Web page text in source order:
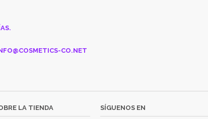
CO.NET
LA TIENDA SÍGUENOS EN